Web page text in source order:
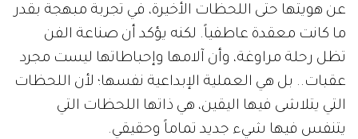
عن هويتها حتى اللحظات الأخيرة، في تجربة مبهجة بقدر
ما كانت معقدة عاطفياً. لكنه يؤكد أن صناعة الفن
تظل رحلة مراوغة، وأن آلامها وإحباطاتها ليست مجرد
عقبات.. بل هي العملية الإبداعية نفسها؛ لأن اللحظات
التي يتلاشى فيها اليقين، هي ذاتها اللحظات التي
يتنفس فيها شيء جديد تماماً وحقيقي.